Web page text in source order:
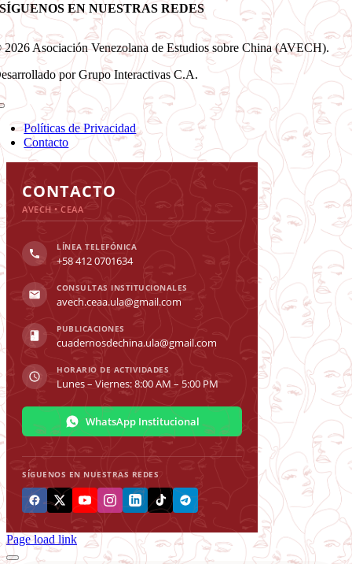
SÍGUENOS EN NUESTRAS REDES
Asociación Venezolana de Estudios sobre China (AVECH).
por Grupo Interactivas C.A.
Políticas de Privacidad
Contacto
Sliding
Bar
Area
CONTACTO
AVECH • CEAA
LÍNEA TELEFÓNICA
+58 412 0701634
CONSULTAS INSTITUCIONALES
avech.ceaa.ula@gmail.com
PUBLICACIONES
cuadernosdechina.ula@gmail.com
HORARIO DE ACTIVIDADES
Lunes – Viernes: 8:00 AM – 5:00 PM
WhatsApp Institucional
SÍGUENOS EN NUESTRAS REDES
Page load link